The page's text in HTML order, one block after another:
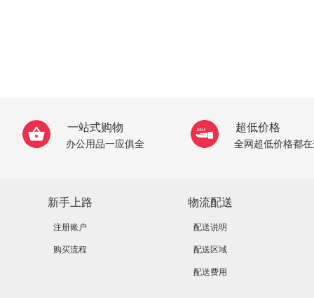
一站式购物
办公用品一应俱全
超低价格
全网超低价格都
新手上路
注册账户
购买流程
物流配送
配送说明
配送区域
配送费用